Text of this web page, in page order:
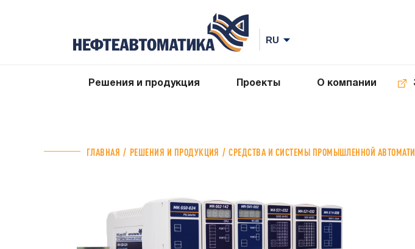
Решения и продукция Проекты О компании
ГЛАВНАЯ РЕШЕНИЯ И ПРОДУКЦИЯ СРЕДСТВА И СИСТЕМЫ ПРОМЫШЛЕННОЙ